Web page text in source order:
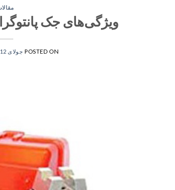
ویژگی‌های جک
POSTED ON جولای 12, 2026